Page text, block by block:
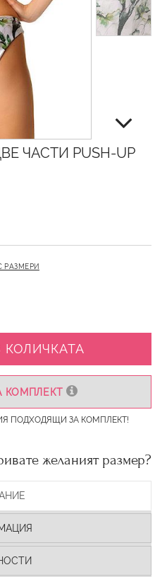
ЧАСТИ PUSH-UP
РАЗМЕРИ
КОМПЛЕКТ
ПОДХОДЯЩИ ЗА КОМПЛЕКТ!
желаният размер?